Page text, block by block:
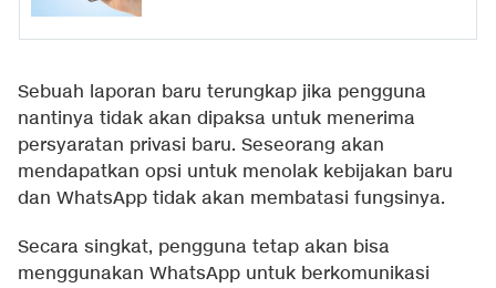
Sebuah laporan baru terungkap jika pengguna
nantinya tidak akan dipaksa untuk menerima
persyaratan privasi baru. Seseorang akan
mendapatkan opsi untuk menolak kebijakan baru
dan WhatsApp tidak akan membatasi fungsinya.
Secara singkat, pengguna tetap akan bisa
menggunakan WhatsApp untuk berkomunikasi